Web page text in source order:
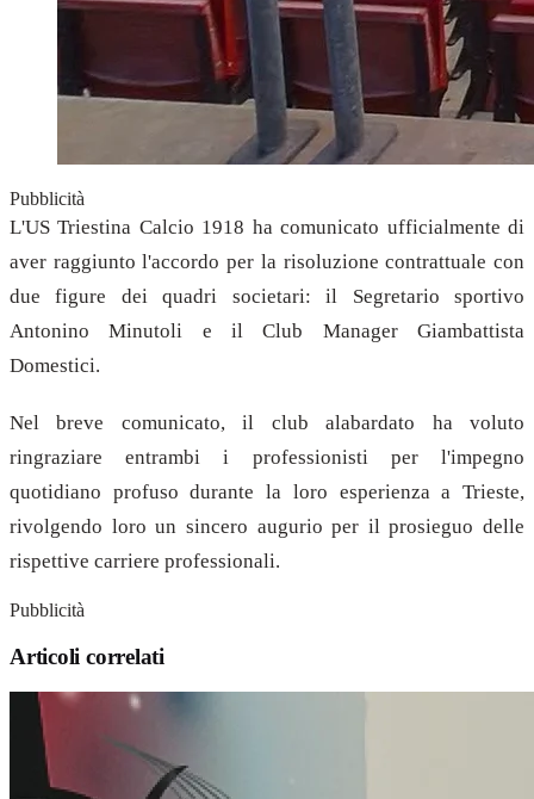
Pubblicità
L'US Triestina Calcio 1918 ha comunicato ufficialmente di
aver raggiunto l'accordo per la risoluzione contrattuale con
due figure dei quadri societari: il Segretario sportivo
Antonino Minutoli e il Club Manager Giambattista
Domestici.
Nel breve comunicato, il club alabardato ha voluto
ringraziare entrambi i professionisti per l'impegno
quotidiano profuso durante la loro esperienza a Trieste,
rivolgendo loro un sincero augurio per il prosieguo delle
rispettive carriere professionali.
Pubblicità
Articoli correlati